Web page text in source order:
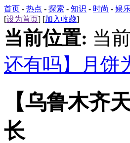
首页 - 热点 - 探索 - 知识 - 时尚 - 娱
[设为首页] [加入收藏]
当前位置: 当
还有吗】月饼
【乌鲁木齐
长